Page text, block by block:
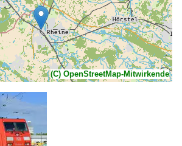
(C) OpenStreetMap-Mitwirkende